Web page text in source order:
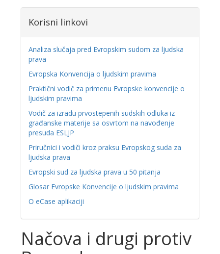
Korisni linkovi
Analiza slučaja pred Evropskim sudom za ljudska
prava
Evropska Konvencija o ljudskim pravima
Praktični vodič za primenu Evropske konvencije o
ljudskim pravima
Vodič za izradu prvostepenih sudskih odluka iz
građanske materije sa osvrtom na navođenje
presuda ESLJP
Priručnici i vodiči kroz praksu Evropskog suda za
ljudska prava
Evropski sud za ljudska prava u 50 pitanja
Glosar Evropske Konvencije o ljudskim pravima
O eCase aplikaciji
Načova i drugi protiv